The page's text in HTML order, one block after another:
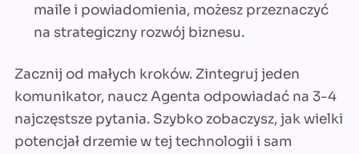
maile i powiadomienia, możesz przeznaczyć
na strategiczny rozwój biznesu.
Zacznij od małych kroków. Zintegruj jeden
komunikator, naucz Agenta odpowiadać na 3-4
najczęstsze pytania. Szybko zobaczysz, jak wielki
potencjał drzemie w tej technologii i sam